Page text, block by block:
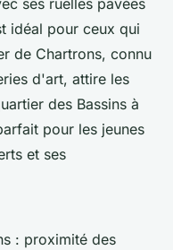
ses ruelles pavées
idéal pour ceux qui
de Chartrons, connu
d'art, attire les
des Bassins à
pour les jeunes
et ses
: proximité des